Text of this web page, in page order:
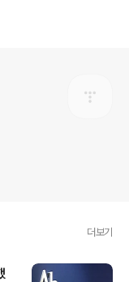
더보기